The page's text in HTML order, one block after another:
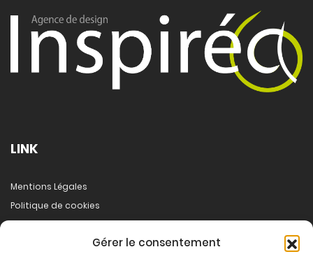
Gérer le consentement
LINK
Mentions Légales
Politique de cookies
A propos